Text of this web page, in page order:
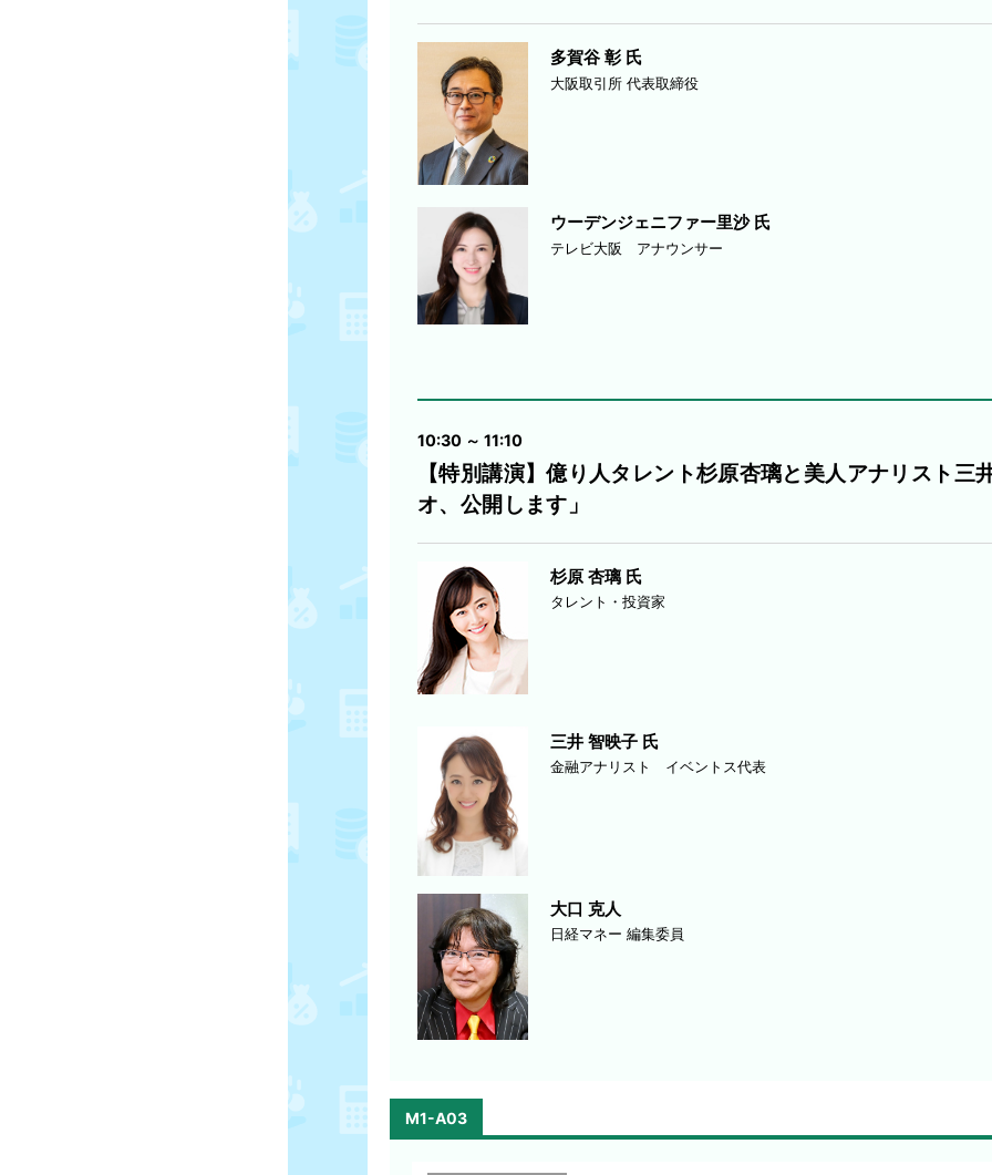
多賀谷 彰 氏
大阪取引所 代表取締役
ウーデンジェニファー里沙 氏
テレビ大阪 アナウンサー
10:30 ～ 11:10
【特別講演】億り人タレント杉原杏璃と美人アナリスト
オ、公開します」
杉原 杏璃 氏
タレント・投資家
三井 智映子 氏
金融アナリスト イベントス代表
大口 克人
日経マネー 編集委員
M1-A03